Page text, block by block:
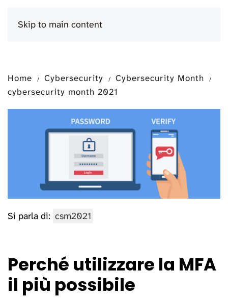
Skip to main content
Home Cybersecurity
Cybersecurity Month
cybersecurity month 2021
Si parla di: csm2021
Perché utilizzare la MFA
il più possibile